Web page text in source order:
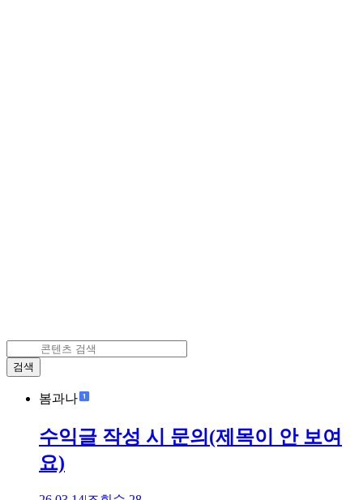
검색
봄과나
수익글 작성 시 문의(제목이 안 보여
요)